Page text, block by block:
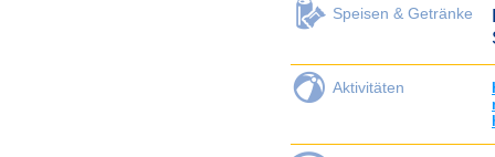
Speisen & Getränke
Aktivitäten